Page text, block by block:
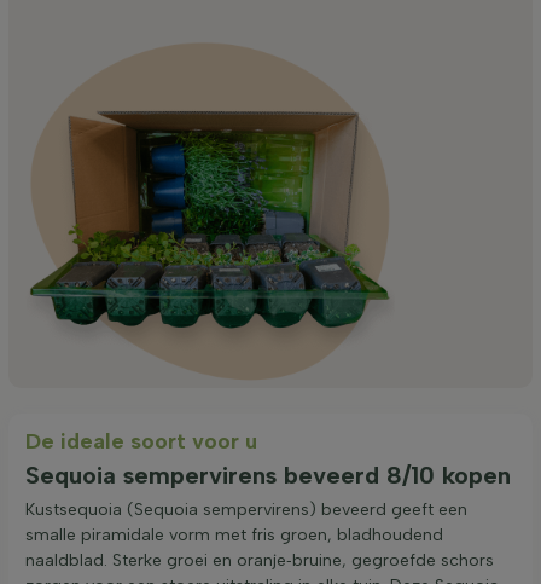
De ideale soort voor u
Sequoia sempervirens beveerd 8/10 kopen
Kustsequoia (Sequoia sempervirens) beveerd geeft een
smalle piramidale vorm met fris groen, bladhoudend
naaldblad. Sterke groei en oranje‑bruine, gegroefde schors